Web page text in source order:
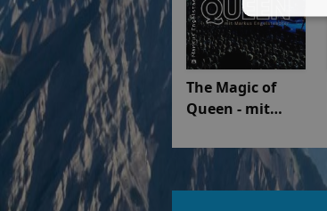
The Magic of
Queen - mit
Engelstädter